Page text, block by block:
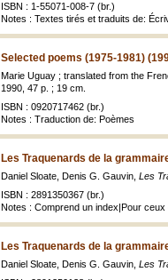
ISBN : 1-55071-008-7 (br.)
Notes : Textes tirés et traduits de:
Selected poems (1975-1981)
Marie Uguay ; translated from the
1990, 47 p. ; 19 cm.
ISBN : 0920717462 (br.)
Notes : Traduction de: Poèmes
Les Traquenards de la
Daniel Sloate, Denis G. Gauvin, Les
ISBN : 2891350367 (br.)
Notes : Comprend un index|Pour
Les Traquenards de la
Daniel Sloate, Denis G. Gauvin, Les